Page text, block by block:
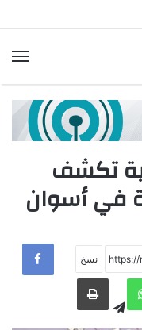
تكشف
في أسوان
WhatsApp
Telegramطباعة